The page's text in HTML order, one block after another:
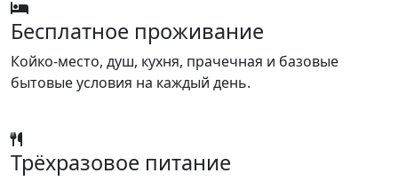
Бесплатное проживание
Койко-место, душ, кухня, прачечная и базовые
бытовые условия на каждый день.
Трёхразовое питание